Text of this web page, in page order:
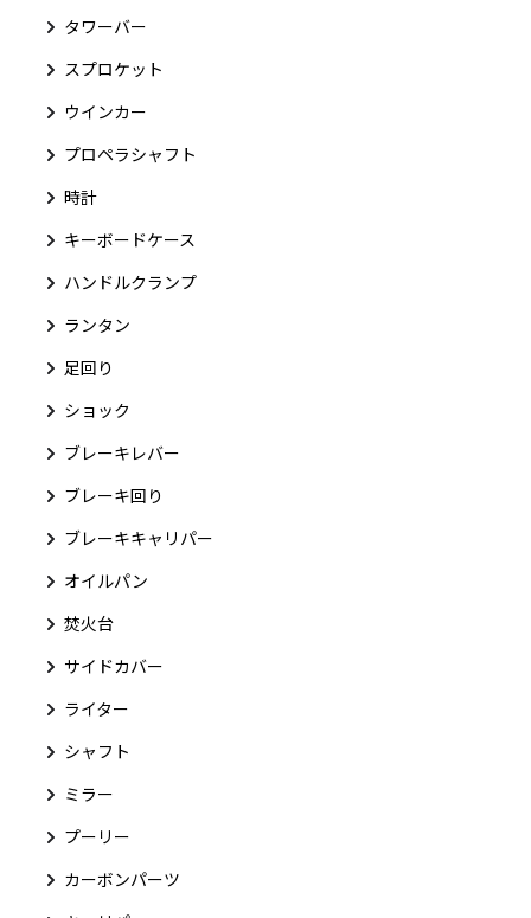
タワーバー
スプロケット
ウインカー
プロペラシャフト
時計
キーボードケース
ハンドルクランプ
ランタン
足回り
ショック
ブレーキレバー
ブレーキ回り
ブレーキキャリパー
オイルパン
焚火台
サイドカバー
ライター
シャフト
ミラー
プーリー
カーボンパーツ